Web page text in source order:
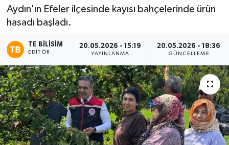
Aydın'ın Efeler ilçesinde kayısı bahçelerinde ürün
hasadı başladı.
TE BILISIM
EDITÖR
20.05.2026 - 15:19
YAYINLANMA
20.05.2026 - 18:36
GÜNCELLEME
Haber Arşivi